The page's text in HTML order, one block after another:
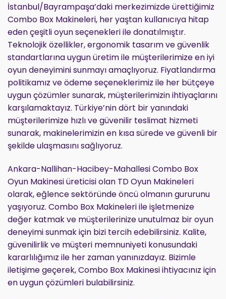
İstanbul/Bayrampaşa’daki merkezimizde ürettiğimiz
Combo Box Makineleri, her yaştan kullanıcıya hitap
eden çeşitli oyun seçenekleri ile donatılmıştır.
Teknolojik özellikler, ergonomik tasarım ve güvenlik
standartlarına uygun üretim ile müşterilerimize en iyi
oyun deneyimini sunmayı amaçlıyoruz. Fiyatlandırma
politikamız ve ödeme seçeneklerimiz ile her bütçeye
uygun çözümler sunarak, müşterilerimizin ihtiyaçlarını
karşılamaktayız. Türkiye’nin dört bir yanındaki
müşterilerimize hızlı ve güvenilir teslimat hizmeti
sunarak, makinelerimizin en kısa sürede ve güvenli bir
şekilde ulaşmasını sağlıyoruz.
Ankara-Nallihan-Hacibey-Mahallesi Combo Box
Oyun Makinesi üreticisi olan TD Oyun Makineleri
olarak, eğlence sektöründe öncü olmanın gururunu
yaşıyoruz. Combo Box Makineleri ile işletmenize
değer katmak ve müşterilerinize unutulmaz bir oyun
deneyimi sunmak için bizi tercih edebilirsiniz. Kalite,
güvenilirlik ve müşteri memnuniyeti konusundaki
kararlılığımız ile her zaman yanınızdayız. Bizimle
iletişime geçerek, Combo Box Makinesi ihtiyacınız için
en uygun çözümleri bulabilirsiniz.